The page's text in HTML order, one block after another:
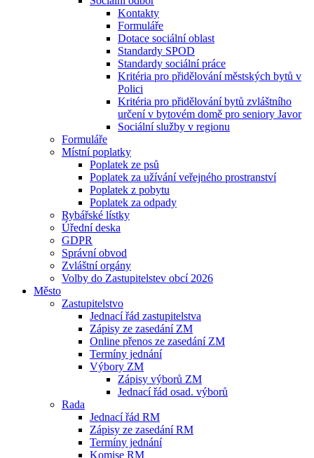
Kontakty
Formuláře
Dotace sociální oblast
Standardy SPOD
Standardy sociální práce
Kritéria pro přidělování městských bytů v
Polici
Kritéria pro přidělování bytů zvláštního
určení v bytovém domě pro seniory Javor
Sociální služby v regionu
Formuláře
Místní poplatky
Poplatek ze psů
Poplatek za užívání veřejného prostranství
Poplatek z pobytu
Poplatek za odpady
Rybářské lístky
Úřední deska
GDPR
Správní obvod
Zvláštní orgány
Volby do Zastupitelstev obcí 2026
Město
Zastupitelstvo
Jednací řád zastupitelstva
Zápisy ze zasedání ZM
Online přenos ze zasedání ZM
Termíny jednání
Výbory ZM
Zápisy výborů ZM
Jednací řád osad. výborů
Rada
Jednací řád RM
Zápisy ze zasedání RM
Termíny jednání
Komise RM